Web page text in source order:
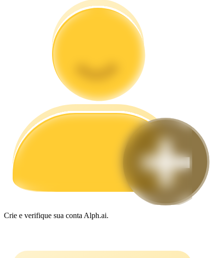
Estratégias de negociação
Aprenda como se manter lucrativo
Ganhar
Crie e verifique sua conta Alph.ai.